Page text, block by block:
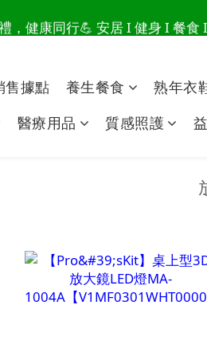
讀懂爸爸總說「不用買」的堅強
，健康同行💪 安居 I 健身 I 餐
讀懂爸爸總說「不用買」的堅強
售據點 養生餐食 熟年衣
醫療用品 質感照護